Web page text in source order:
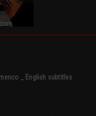
_ English subtitles